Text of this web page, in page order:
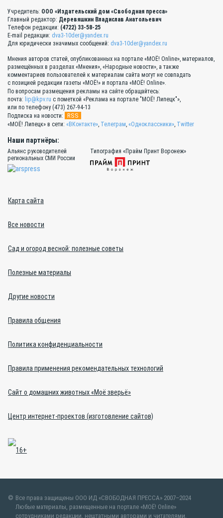
Учредитель: ООО «Издательский дом «Свободная пресса»
Главный редактор: Деревяшкин Владислав Анатольевич
Телефон редакции: (4722) 33-58-25
E-mail редакции: dva3-10der@yandex.ru
Для юридически значимых сообщений: dva3-10der@yandex.ru
Мнения авторов статей, опубликованных на портале «МОЁ! Online», материалов,
размещённых в разделах «Мнения», «Народные новости», а также
комментариев пользователей к материалам сайта могут не совпадать
с позицией редакции газеты «МОЁ!» и портала «МОЁ! Online».
По вопросам размещения рекламы на сайте обращайтесь:
почта: lip@kpv.ru с пометкой «Реклама на портале "МОЁ! Липецк"»,
или по телефону (473) 267-94-13
Подписка на новости:
RSS
«МОЁ! Липецк» в сети: «ВКонтакте», Телеграм, «Одноклассники», Twitter
Наши партнёры:
Альянс руководителей
региональных СМИ России
Типография «Прайм Принт Воронеж»
Карта сайта
Все новости
Сад и огород весной: полезные советы
Полезные материалы
Другие новости
Правила общения
Политика конфиденциальности
Правила применения рекомендательных технологий
Сайт о домашних животных «Моё зверьё»
Центр интернет-проектов (изготовление сайтов)
Все права защищены ООО ИД «СВОБОДНАЯ ПРЕССА» 2007–2024
Любые материалы, размещенные на портале «МОЁ! Online»
сотрудниками редакции, нештатными авторами и читателями,